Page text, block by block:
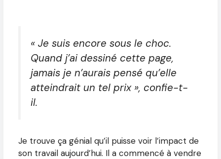
« Je suis encore sous le choc.
Quand j’ai dessiné cette page,
jamais je n’aurais pensé qu’elle
atteindrait un tel prix », confie-t-
il.
Je trouve ça génial qu’il puisse voir l’impact de
son travail aujourd’hui. Il a commencé à vendre